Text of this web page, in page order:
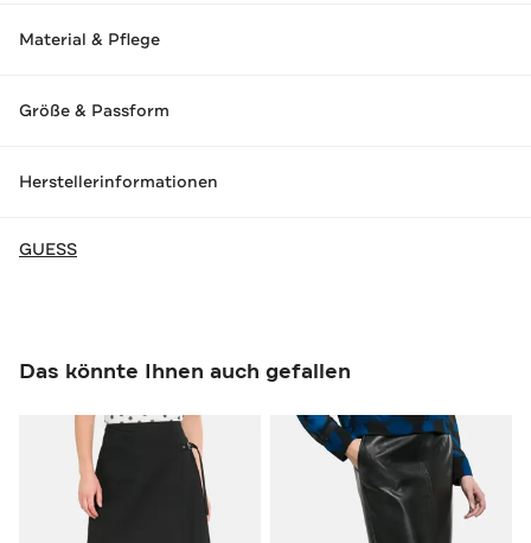
Material & Pflege
Größe & Passform
Herstellerinformationen
GUESS
Das könnte Ihnen auch gefallen